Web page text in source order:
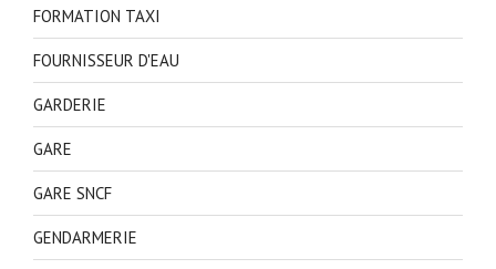
FORMATION TAXI
FOURNISSEUR D'EAU
GARDERIE
GARE
GARE SNCF
GENDARMERIE